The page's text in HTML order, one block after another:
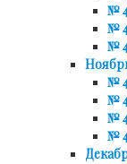
№
№
№
№
№
№
№